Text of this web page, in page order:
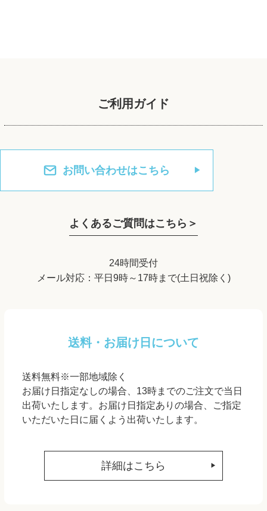
ご利用ガイド
お問い合わせはこちら
よくあるご質問はこちら＞
24時間受付
メール対応：平日9時～17時まで(土日祝除く)
送料・お届け日について
送料無料※一部地域除く
お届け日指定なしの場合、13時までのご注文で当日
出荷いたします。お届け日指定ありの場合、ご指定
いただいた日に届くよう出荷いたします。
詳細はこちら